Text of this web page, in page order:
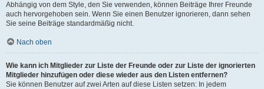
Abhängig von dem Style, den Sie verwenden, können Beiträge Ihrer Freunde
auch hervorgehoben sein. Wenn Sie einen Benutzer ignorieren, dann sehen
Sie seine Beiträge standardmäßig nicht.
Nach oben
Wie kann ich Mitglieder zur Liste der Freunde oder zur Liste der ignorierten
Mitglieder hinzufügen oder diese wieder aus den Listen entfernen?
Sie können Benutzer auf zwei Arten auf diese Listen setzen: In jedem